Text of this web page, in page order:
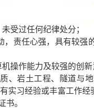
受过任何纪律处分；
责任心强，具有较强
操作能力及较强的创新
、岩土工程、隧道与
实习经验或丰富工作经
书。